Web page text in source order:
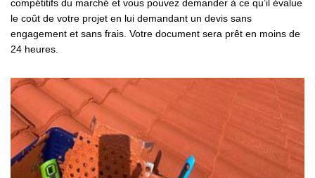
compétitifs du marché et vous pouvez demander à ce qu’il évalue
le coût de votre projet en lui demandant un devis sans
engagement et sans frais. Votre document sera prêt en moins de
24 heures.